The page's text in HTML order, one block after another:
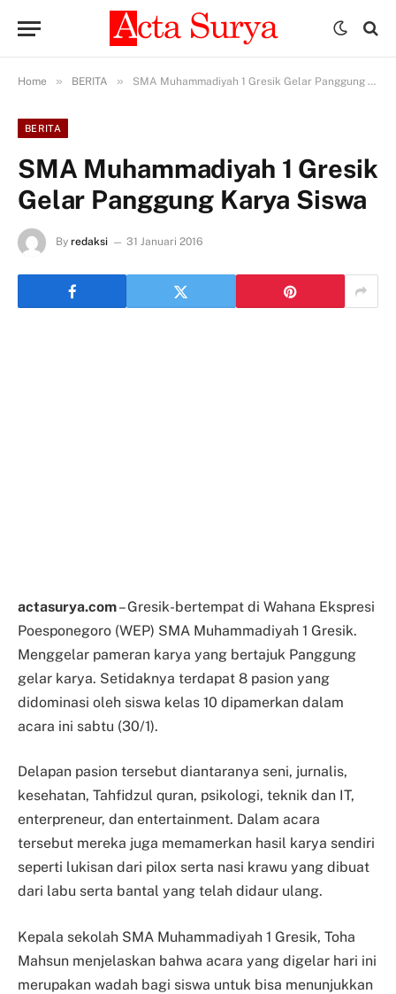
Home » BERITA » SMA Muhammadiyah 1 Gresik Gelar Panggung Karya Siswa
BERITA
SMA Muhammadiyah 1 Gresik
Gelar Panggung Karya Siswa
By redaksi 31 Januari 2016
actasurya.com– Gresik-bertempat di Wahana Ekspresi
Poesponegoro (WEP) SMA Muhammadiyah 1 Gresik.
Menggelar pameran karya yang bertajuk Panggung
gelar karya. Setidaknya terdapat 8 pasion yang
didominasi oleh siswa kelas 10 dipamerkan dalam
acara ini sabtu (30/1).
Delapan pasion tersebut diantaranya seni, jurnalis,
kesehatan, Tahfidzul quran, psikologi, teknik dan IT,
enterpreneur, dan entertainment. Dalam acara
tersebut mereka juga memamerkan hasil karya sendiri
seperti lukisan dari pilox serta nasi krawu yang dibuat
dari labu serta bantal yang telah didaur ulang.
Kepala sekolah SMA Muhammadiyah 1 Gresik, Toha
Mahsun menjelaskan bahwa acara yang digelar hari ini
merupakan wadah bagi siswa untuk bisa menunjukkan